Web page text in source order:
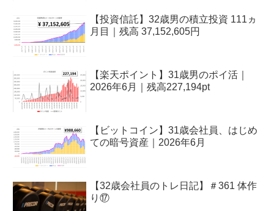
【投資信託】32歳男の積立投資 111ヵ
月目｜残高 37,152,605円
【楽天ポイント】31歳男のポイ活｜
2026年6月｜残高227,194pt
【ビットコイン】31歳会社員、はじめ
ての暗号資産｜2026年6月
【32歳会社員のトレ日記】＃361 体作
り⑰